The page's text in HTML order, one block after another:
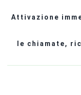
Attivazione
le chiamate,